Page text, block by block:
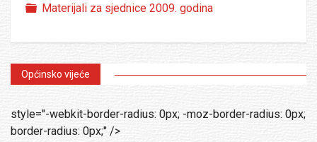
Folder
Materijali za sjednice 2009. godina
Općinsko vijeće
style="-webkit-border-radius: 0px; -moz-border-radius: 0px;
border-radius: 0px;" />